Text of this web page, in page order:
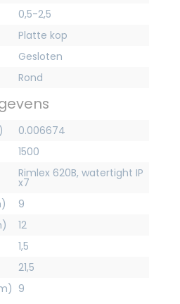
0,5-2,5
Platte kop
Gesloten
Rond
0.006674
1500
Rimlex 620B, watertight IP
x7
9
12
1,5
21,5
9